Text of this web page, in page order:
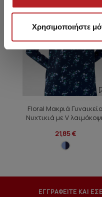
Χρησιμοποιήστε
Floral Μακριά Γυναικεία
Νυχτικιά με V
21,85 €
ΕΓΓΡΑΦΕΙΤΕ ΚΑΙ